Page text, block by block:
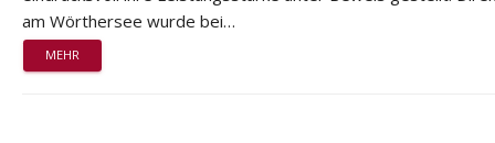
am Wörthersee wurde bei…
MEHR